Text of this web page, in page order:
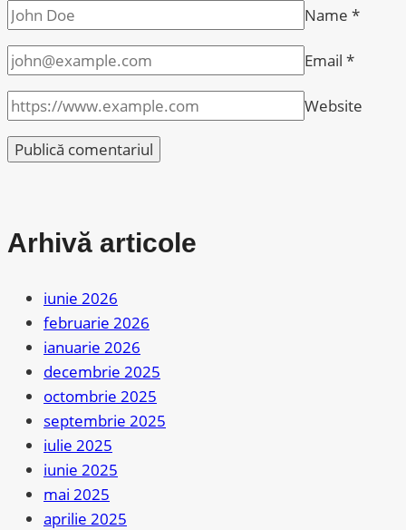
Name *
Email *
Website
Arhivă articole
iunie 2026
februarie 2026
ianuarie 2026
decembrie 2025
octombrie 2025
septembrie 2025
iulie 2025
iunie 2025
mai 2025
aprilie 2025